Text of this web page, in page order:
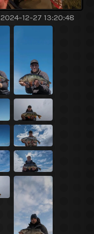
2024-12-27 13:20:48